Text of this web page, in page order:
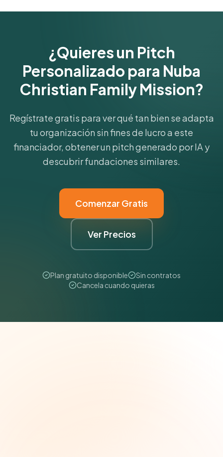
¿Quieres un Pitch
Personalizado para Nuba
Christian Family Mission?
Regístrate gratis para ver qué tan bien se adapta
tu organización sin fines de lucro a este
financiador, obtener un pitch generado por IA y
descubrir fundaciones similares.
Comenzar Gratis
Ver Precios
Plan gratuito disponible
Sin contratos
Cancela cuando quieras